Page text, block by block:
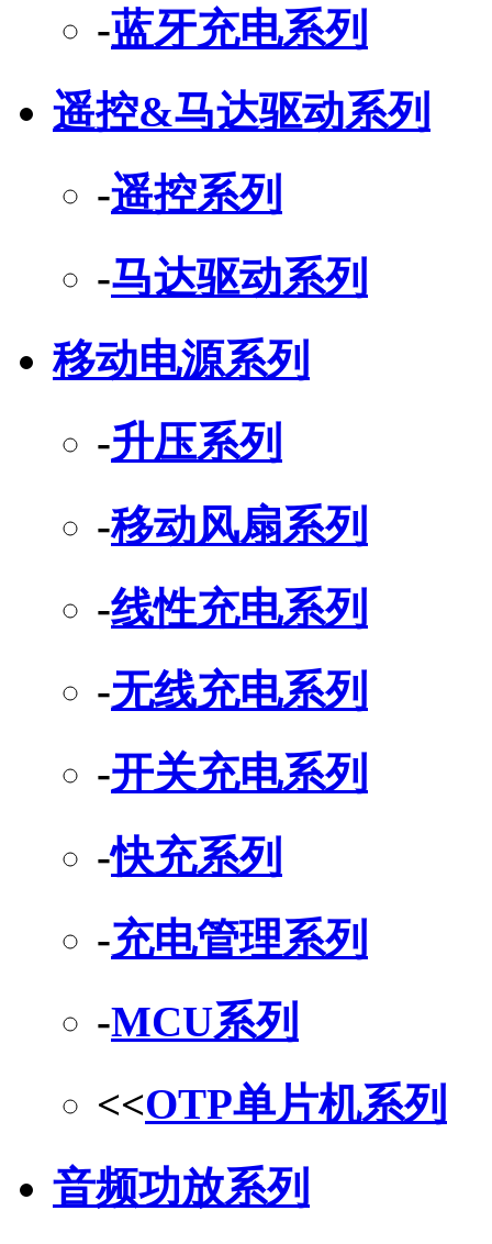
-蓝牙充电系列
遥控&马达驱动系列
-遥控系列
-马达驱动系列
移动电源系列
-升压系列
-移动风扇系列
-线性充电系列
-无线充电系列
-开关充电系列
-快充系列
-充电管理系列
-MCU系列
<<OTP单片机系列
音频功放系列